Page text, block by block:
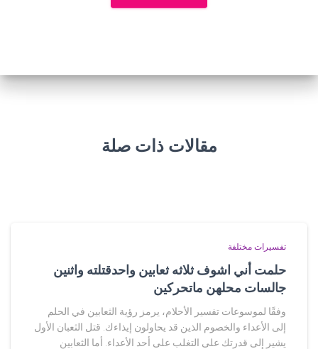
مقالات ذات صلة
تفسيرات مختلفة
حلمت أني اشوف ثلاثه ثعابين واحدقتلته واثنين
جالسات محلهن ماتحركين
وفقًا لموسوعات تفسير الأحلام، يرمز رؤية الثعابين في الحلم
إلى الأعداء والخصوم الذين قد يحاولون إيذاءك. قتل الثعبان الأول
يشير إلى قدرتك على التغلب على أحد الأعداء. أما الثعابين